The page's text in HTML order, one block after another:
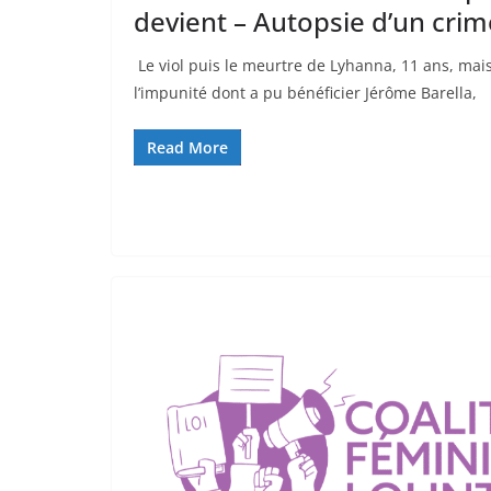
devient – Autopsie d’un
Le viol puis le meurtre de Lyhanna, 11 ans,
l’impunité dont a pu bénéficier Jérôme Barella,
Read More